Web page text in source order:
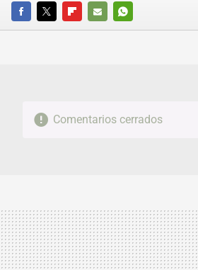
FACEBOOKTWITTERFLIPBOARD
E-
WHATSAPP
Comentarios cerrados